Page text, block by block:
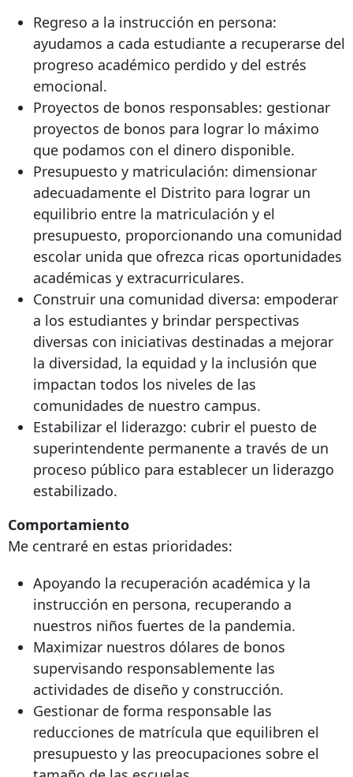
Regreso a la instrucción en persona:
ayudamos a cada estudiante a recuperarse del
progreso académico perdido y del estrés
emocional.
Proyectos de bonos responsables: gestionar
proyectos de bonos para lograr lo máximo
que podamos con el dinero disponible.
Presupuesto y matriculación: dimensionar
adecuadamente el Distrito para lograr un
equilibrio entre la matriculación y el
presupuesto, proporcionando una comunidad
escolar unida que ofrezca ricas oportunidades
académicas y extracurriculares.
Construir una comunidad diversa: empoderar
a los estudiantes y brindar perspectivas
diversas con iniciativas destinadas a mejorar
la diversidad, la equidad y la inclusión que
impactan todos los niveles de las
comunidades de nuestro campus.
Estabilizar el liderazgo: cubrir el puesto de
superintendente permanente a través de un
proceso público para establecer un liderazgo
estabilizado.
Comportamiento
Me centraré en estas prioridades:
Apoyando la recuperación académica y la
instrucción en persona, recuperando a
nuestros niños fuertes de la pandemia.
Maximizar nuestros dólares de bonos
supervisando responsablemente las
actividades de diseño y construcción.
Gestionar de forma responsable las
reducciones de matrícula que equilibren el
presupuesto y las preocupaciones sobre el